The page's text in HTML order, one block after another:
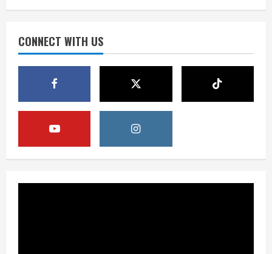
CONNECT WITH US
3
Perang Algoritma AI Makin Kompleks,
Digital
Pemerintah Perkuat Ekosistem Media
Digital Nasional Hadapi Perang
Algoritma AI
August 6, 2026
Opini
Etika, Verifikasi, dan Media Tepercaya